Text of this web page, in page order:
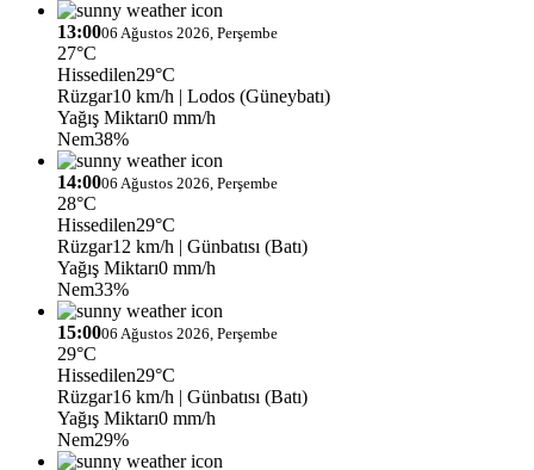
13:0006 Ağustos 2026, Perşembe
27°C
Hissedilen29°C
Rüzgar10 km/h | Lodos (Güneybatı)
Yağış Miktarı0 mm/h
Nem38%
14:0006 Ağustos 2026, Perşembe
28°C
Hissedilen29°C
Rüzgar12 km/h | Günbatısı (Batı)
Yağış Miktarı0 mm/h
Nem33%
15:0006 Ağustos 2026, Perşembe
29°C
Hissedilen29°C
Rüzgar16 km/h | Günbatısı (Batı)
Yağış Miktarı0 mm/h
Nem29%